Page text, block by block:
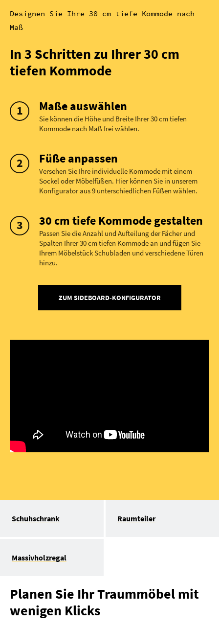
Designen Sie Ihre 30 cm tiefe Kommode nach
Maß
In 3 Schritten zu Ihrer 30 cm
tiefen Kommode
Maße auswählen
Sie können die Höhe und Breite Ihrer 30 cm tiefen
Kommode nach Maß frei wählen.
Füße anpassen
Versehen Sie Ihre individuelle Kommode mit einem
Sockel oder Möbelfüßen. Hier können Sie in unserem
Konfigurator aus 9 unterschiedlichen Füßen wählen.
30 cm tiefe Kommode gestalten
Passen Sie die Anzahl und Aufteilung der Fächer und
Spalten Ihrer 30 cm tiefen Kommode an und fügen Sie
Ihrem Möbelstück Schubladen und verschiedene Türen
hinzu.
ZUM SIDEBOARD-KONFIGURATOR
Schuhschrank Raumteiler
Massivholzregal
Planen Sie Ihr Traummöbel mit
wenigen Klicks